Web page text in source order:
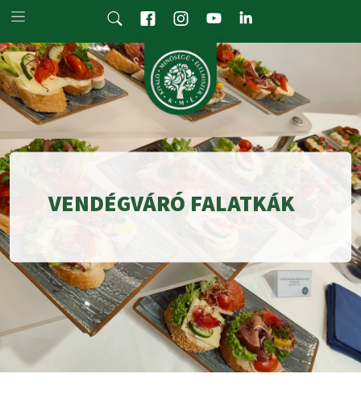
Skip to main content
VENDÉGVÁRÓ FALATKÁK